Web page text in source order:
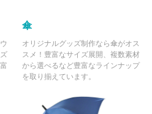
傘
オリジナルグッズ制作なら傘がオス
スメ！豊富なサイズ展開、複数素材
から選べるなど豊富なラインナップ
を取り揃えています。